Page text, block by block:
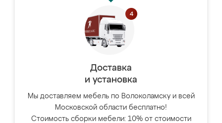
Доставка
и установка
Мы доставляем мебель по Волоколамску и всей
Московской области бесплатно!
Стоимость сборки мебели: 10% от стоимости